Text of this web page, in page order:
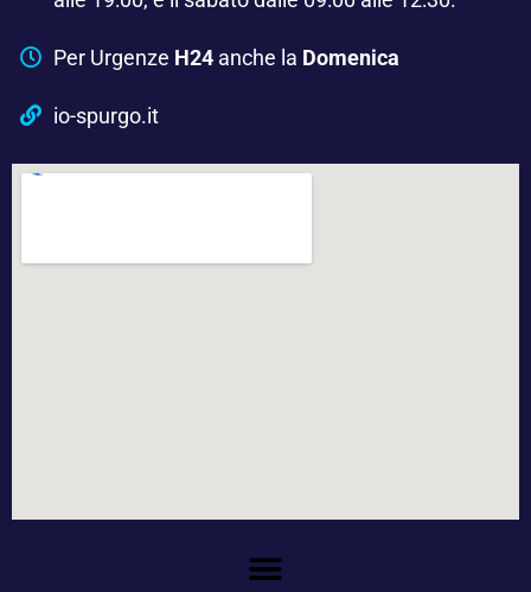
Per Urgenze H24 anche la Domenica
io-spurgo.it